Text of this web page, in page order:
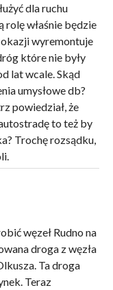
dla ruchu
rolę właśnie będzie
okazji wyremontuje
które nie były
lat wcale. Skąd
umysłowe db?
powiedział, że
to też by
Trochę rozsądku,
węzeł Rudno na
droga z węzła
Ta droga
Teraz